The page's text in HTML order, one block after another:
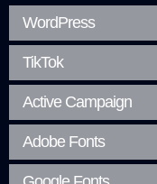
WordPress
TikTok
Active Campaign
Adobe Fonts